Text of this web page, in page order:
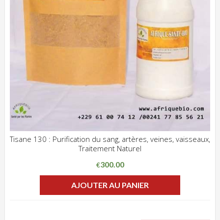
Tisane 130 : Purification du sang, artères, veines, vaisseaux,
Traitement Naturel
€300.00
AJOUTER AU PANIER